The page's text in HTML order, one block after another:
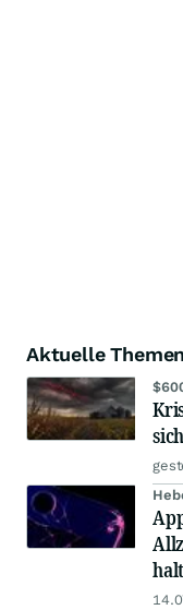
Aktuelle Themen